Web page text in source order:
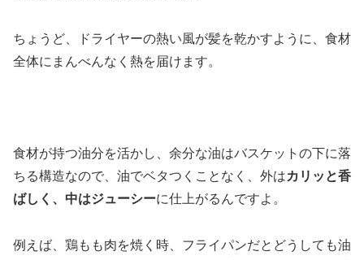
ちょうど、ドライヤーの熱い風が髪を乾かすように、食材
全体にまんべんなく熱を届けます。
食材が持つ油分を活かし、余分な油はバスケットの下に落
ちる構造なので、油でベタつくことなく、外はカリッと香
ばしく、中はジューシーに仕上がるんですよ。
例えば、鶏もも肉を焼く時、フライパンだとどうしても油